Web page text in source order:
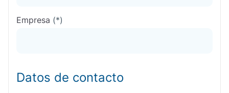
Empresa (*)
Datos de contacto